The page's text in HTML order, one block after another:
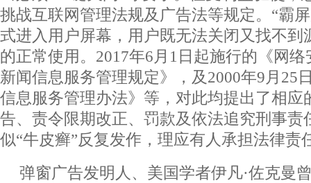
挑战互联网管理法规及广告法等规定。“霸
式进入用户屏幕，用户既无法关闭又找不到
的正常使用。2017年6月1日起施行的《网
新闻信息服务管理规定》，及2000年9月25
信息服务管理办法》等，对此均提出了相应
告、责令限期改正、罚款及依法追究刑事责
似“牛皮癣”反复发作，理应有人承担法律责
弹窗广告发明人、美国学者伊凡·佐克曼